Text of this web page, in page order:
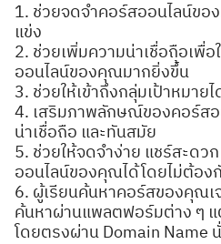
1. ช่วยจดจำคอร์สออนไลน์ขอ
แข่ง
2. ช่วยเพิ่มความน่าเชื่อถือเพื่อ
ออนไลน์ของคุณมากยิ่งขึ้น
3. ช่วยให้เข้าถึงกลุ่มเป้าหมาย
4. เสริมภาพลักษณ์ของคอร์ส
น่าเชื่อถือ และทันสมัย
5. ช่วยให้จดจำง่าย แชร์สะด
ออนไลน์ของคุณได้โดยไม่ต้อง
6. ผู้เรียนค้นหาคอร์สของคุณเ
ค้นหาผ่านแพลตฟอร์มต่าง ๆ
โดยตรงผ่าน Domain Name